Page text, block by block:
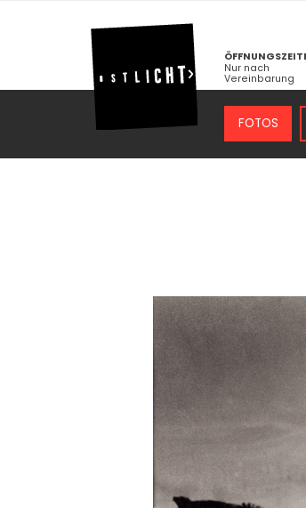
Nur nach
Vereinbarung
FOTOS